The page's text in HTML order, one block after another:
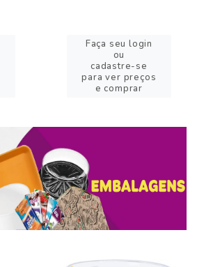
Faça seu login
ou
cadastre-se
para ver preços
e comprar